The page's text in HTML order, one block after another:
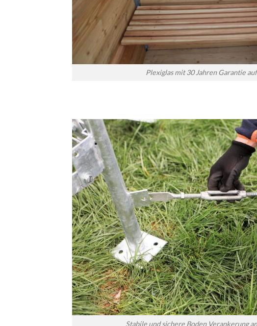
Plexiglas mit 30 Jahren Garantie
Stabile und sichere Boden Verankerung